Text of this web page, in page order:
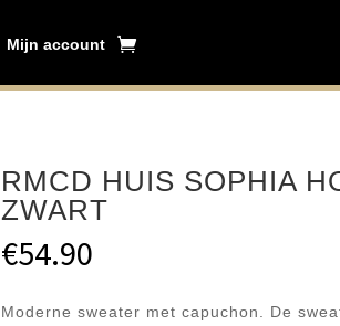
Mijn account
RMCD HUIS SOPHIA
ZWART
€54.90
Moderne sweater met capuchon. De